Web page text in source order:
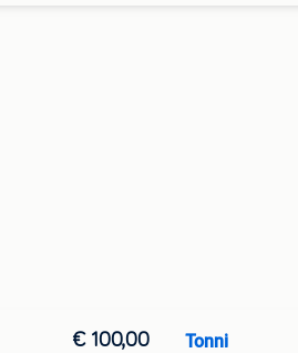
€ 100,00 Tonni